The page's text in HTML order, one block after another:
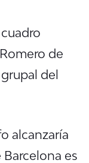
de
grupal del
alcanzaría
es